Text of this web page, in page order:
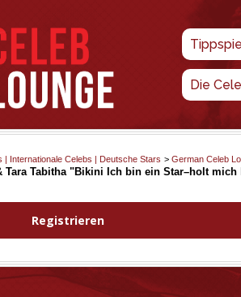
Die
| Internationale Celebs | Deutsche Stars > German Celeb
Tara Tabitha "Bikini Ich bin ein Star–holt mich
Registrieren